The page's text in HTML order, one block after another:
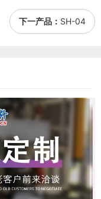
下一产品： SH-04